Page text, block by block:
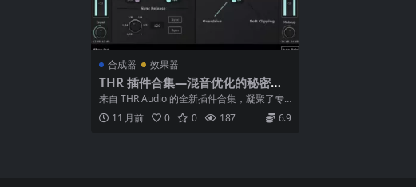
合成器 效果器
THR 插件合集—混音优化的秘密武
器 WiN
来自 THR Audio 的全新插件合集，凝聚了专
业级音频处理工具，专为混音师、...
11 月前 0 0 187 6.9